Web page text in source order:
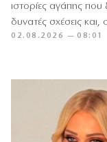
ιστορίες αγάπης που
δυνατές σχέσεις και,
γάμο. Από…
02.08.2026 — 08:01